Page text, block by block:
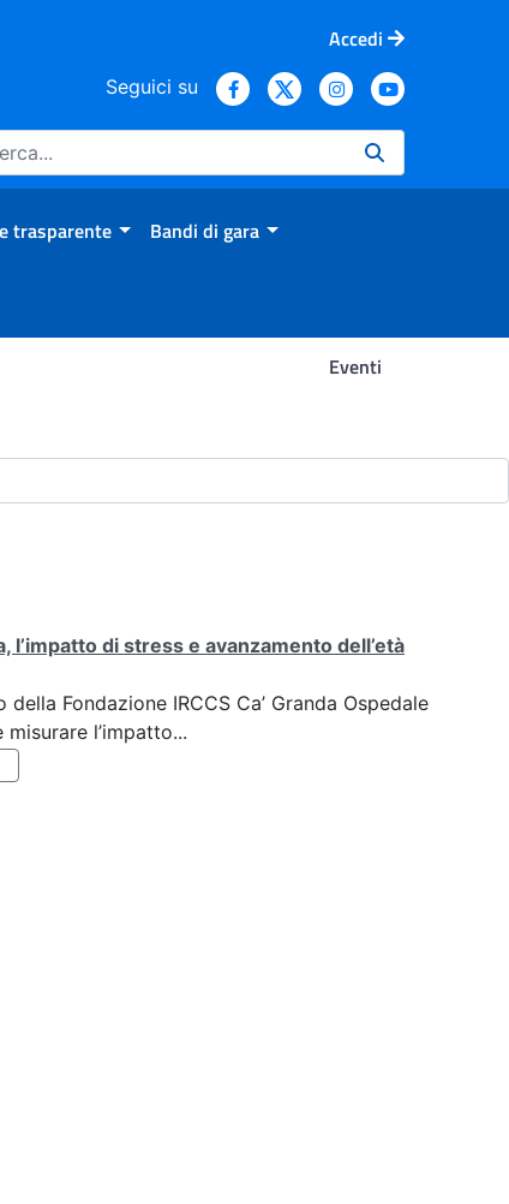
Accedi
Seguici su
trasparente Bandi di gara
Eventi
di stress e avanzamento dell’età
Fondazione IRCCS Ca’ Granda Ospedale
l’impatto...